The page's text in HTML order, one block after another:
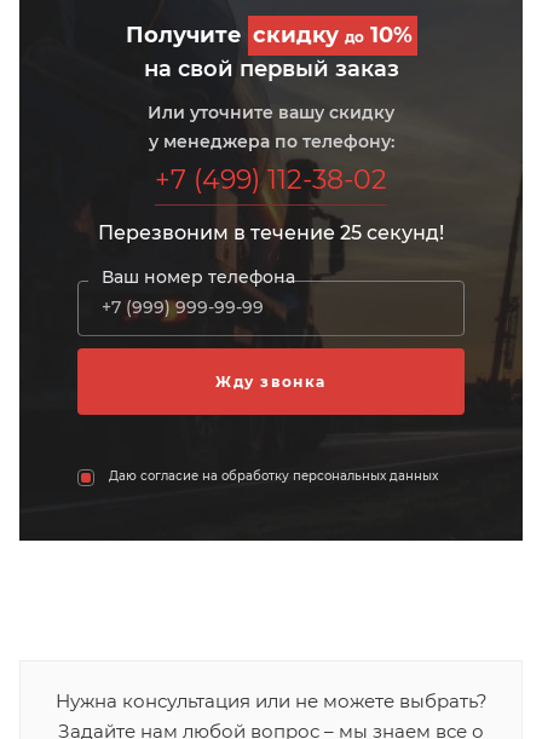
Получите скидку до10%
на свой первый заказ
Или уточните вашу скидку
у менеджера по телефону:
+7 (499) 112-38-02
Перезвоним в течение 25 секунд!
Ваш номер телефона
Даю согласие на обработку персональных данных
Нужна консультация или не можете выбрать?
Задайте нам любой вопрос – мы знаем все о